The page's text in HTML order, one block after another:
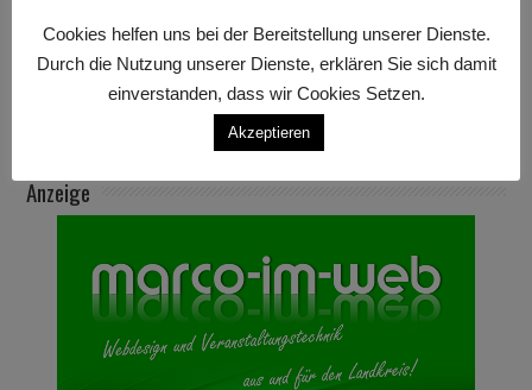
Anzeige
Cookies helfen uns bei der Bereitstellung unserer Dienste.
Durch die Nutzung unserer Dienste, erklären Sie sich damit
einverstanden, dass wir Cookies Setzen.
Akzeptieren